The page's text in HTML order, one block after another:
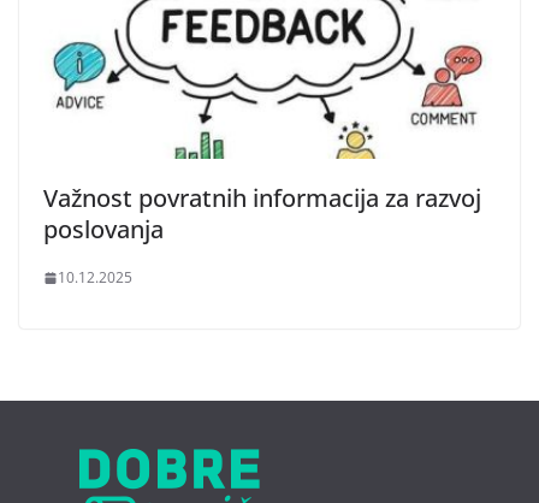
Važnost povratnih informacija za razvoj
poslovanja
10.12.2025